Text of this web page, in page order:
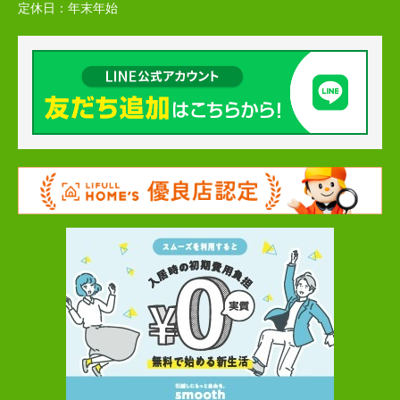
定休日： 年末年始